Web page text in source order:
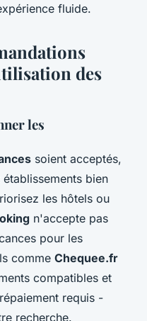
fluide.
des
les
soient acceptés,
bien
les hôtels ou
n'accepte pas
pour les
comme Chequee.fr
compatibles et
requis -
recherche.